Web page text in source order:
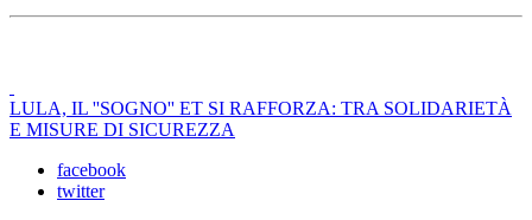
LULA, IL ''SOGNO'' ET SI RAFFORZA: TRA SOLIDARIETÀ
E MISURE DI SICUREZZA
facebook
twitter